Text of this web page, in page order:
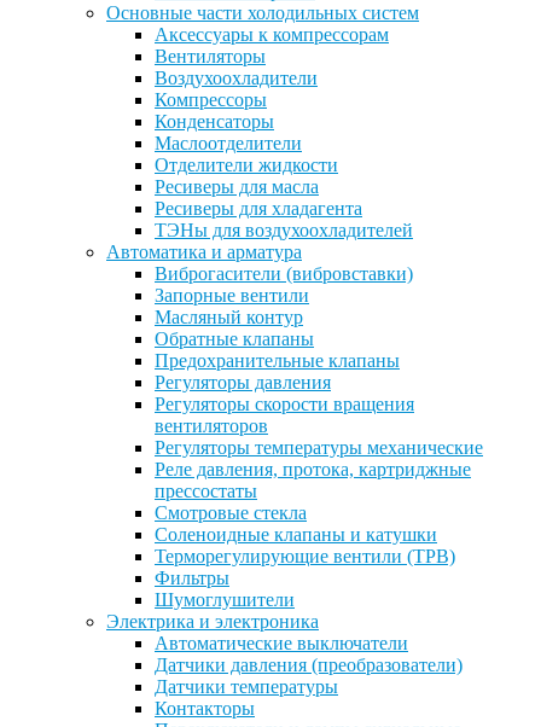
Основные части холодильных систем
Аксессуары к компрессорам
Вентиляторы
Воздухоохладители
Компрессоры
Конденсаторы
Маслоотделители
Отделители жидкости
Ресиверы для масла
Ресиверы для хладагента
ТЭНы для воздухоохладителей
Автоматика и арматура
Виброгасители (вибровставки)
Запорные вентили
Масляный контур
Обратные клапаны
Предохранительные клапаны
Регуляторы давления
Регуляторы скорости вращения
вентиляторов
Регуляторы температуры механические
Реле давления, протока, картриджные
прессостаты
Смотровые стекла
Соленоидные клапаны и катушки
Терморегулирующие вентили (ТРВ)
Фильтры
Шумоглушители
Электрика и электроника
Автоматические выключатели
Датчики давления (преобразователи)
Датчики температуры
Контакторы